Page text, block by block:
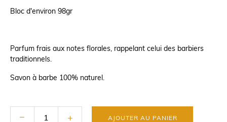
Bloc d'environ 98gr
Parfum frais aux notes florales, rappelant celui des barbiers
traditionnels.
Savon à barbe 100% naturel.
AJOUTER AU PANIER